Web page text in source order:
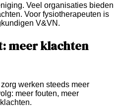
Veel organisaties bieden
Voor fysiotherapeuten is
V&VN.
meer klachten
werken steeds meer
meer fouten, meer